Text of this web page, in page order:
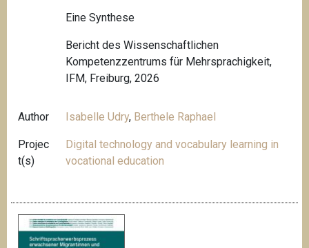
Eine Synthese
Bericht des Wissenschaftlichen
Kompetenzzentrums für Mehrsprachigkeit,
IFM, Freiburg, 2026
Author Isabelle Udry, Berthele Raphael
Projec
t(s)
Digital technology and vocabulary learning in
vocational education